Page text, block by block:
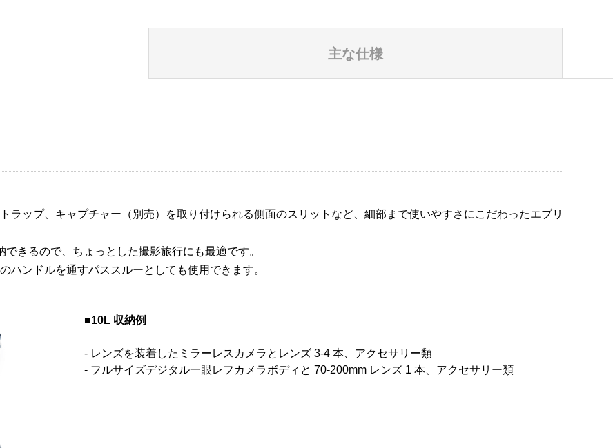
主な仕様
ラップ、キャプチャー（別売）を取り付けられる側面のスリットなど、細部まで使いやすさにこだわったエブリ
きるので、ちょっとした撮影旅行にも最適です。
ハンドルを通すパススルーとしても使用できます。
■10L 収納例
- レンズを装着したミラーレスカメラとレンズ 3-4 本、アクセサリー類
- フルサイズデジタル一眼レフカメラボディと 70-200mm レンズ 1 本、アクセサリー類